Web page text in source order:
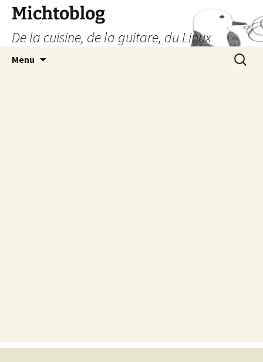
Aller
contenu
Michtoblog
De la cuisine, de la guitare, du Linux
Menu